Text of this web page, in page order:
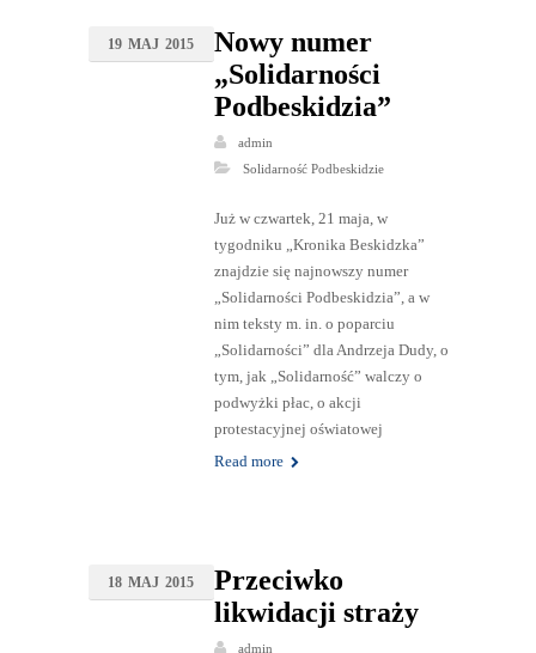
19 MAJ 2015
Nowy numer
„Solidarności
Podbeskidzia”
admin
Solidarność Podbeskidzie
Już w czwartek, 21 maja, w
tygodniku „Kronika Beskidzka”
znajdzie się najnowszy numer
„Solidarności Podbeskidzia”, a w
nim teksty m. in. o poparciu
„Solidarności” dla Andrzeja Dudy, o
tym, jak „Solidarność” walczy o
podwyżki płac, o akcji
protestacyjnej oświatowej
Read more
18 MAJ 2015
Przeciwko
likwidacji straży
admin